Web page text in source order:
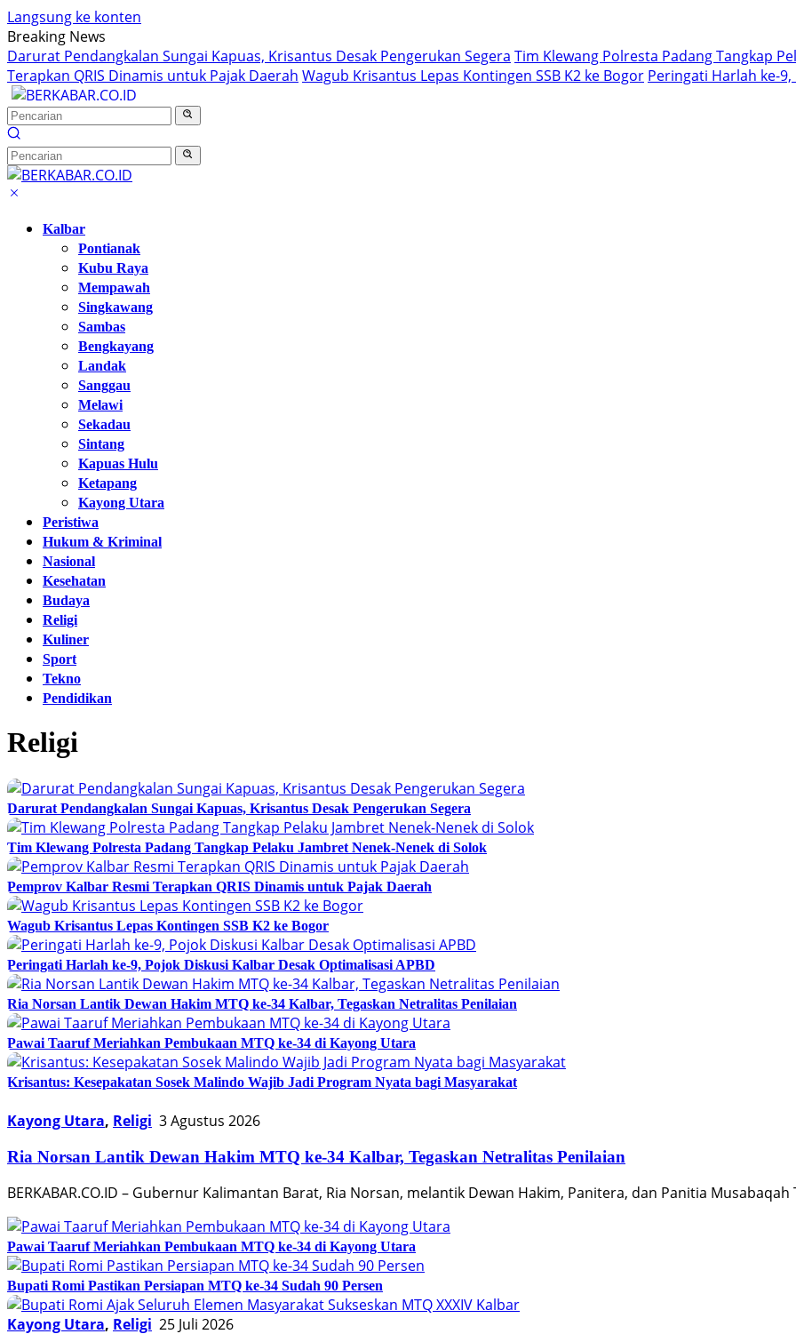
Langsung ke konten
Breaking News
Darurat Pendangkalan Sungai Kapuas, Krisantus Desak Pengerukan Segera Tim Klewang Polresta Padang Tangkap
Terapkan QRIS Dinamis untuk Pajak Daerah Wagub Krisantus Lepas Kontingen SSB K2 ke Bogor Peringati Harlah ke-
Kalbar
Pontianak
Kubu Raya
Mempawah
Singkawang
Sambas
Bengkayang
Landak
Sanggau
Melawi
Sekadau
Sintang
Kapuas Hulu
Ketapang
Kayong Utara
Peristiwa
Hukum & Kriminal
Nasional
Kesehatan
Budaya
Religi
Kuliner
Sport
Tekno
Pendidikan
Religi
Darurat Pendangkalan Sungai Kapuas, Krisantus Desak Pengerukan Segera
Tim Klewang Polresta Padang Tangkap Pelaku Jambret Nenek-Nenek di Solok
Pemprov Kalbar Resmi Terapkan QRIS Dinamis untuk Pajak Daerah
Wagub Krisantus Lepas Kontingen SSB K2 ke Bogor
Peringati Harlah ke-9, Pojok Diskusi Kalbar Desak Optimalisasi APBD
Ria Norsan Lantik Dewan Hakim MTQ ke-34 Kalbar, Tegaskan Netralitas Penilaian
Pawai Taaruf Meriahkan Pembukaan MTQ ke-34 di Kayong Utara
Krisantus: Kesepakatan Sosek Malindo Wajib Jadi Program Nyata bagi Masyarakat
Kayong Utara, Religi 3 Agustus 2026
Ria Norsan Lantik Dewan Hakim MTQ ke-34 Kalbar, Tegaskan Netralitas Penilaian
BERKABAR.CO.ID – Gubernur Kalimantan Barat, Ria Norsan, melantik Dewan Hakim, Panitera, dan Panitia
Pawai Taaruf Meriahkan Pembukaan MTQ ke-34 di Kayong Utara
Bupati Romi Pastikan Persiapan MTQ ke-34 Sudah 90 Persen
Kayong Utara, Religi 25 Juli 2026